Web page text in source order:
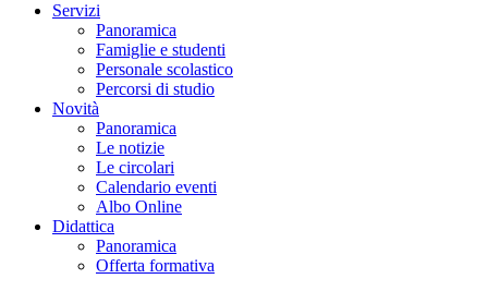
Servizi
Panoramica
Famiglie e studenti
Personale scolastico
Percorsi di studio
Novità
Panoramica
Le notizie
Le circolari
Calendario eventi
Albo Online
Didattica
Panoramica
Offerta formativa